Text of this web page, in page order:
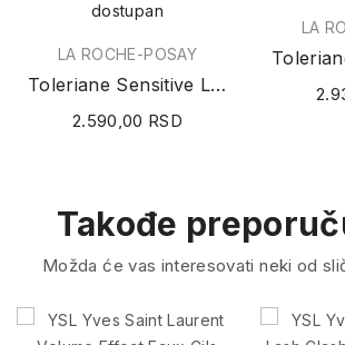
dostupan
LA ROCHE-POSAY
Toleriane Sensitive Le Teint Crème (02 Medium)...
2.590,00 RSD
LA
Takođe
Možda će vas interesovati neki od